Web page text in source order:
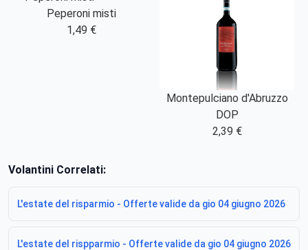
Peperoni misti
1,49 €
Montepulciano d'Abruzzo
DOP
2,39 €
Volantini Correlati:
L'estate del risparmio - Offerte valide da gio 04 giugno 2026
L'estate del rispparmio - Offerte valide da gio 04 giugno 2026